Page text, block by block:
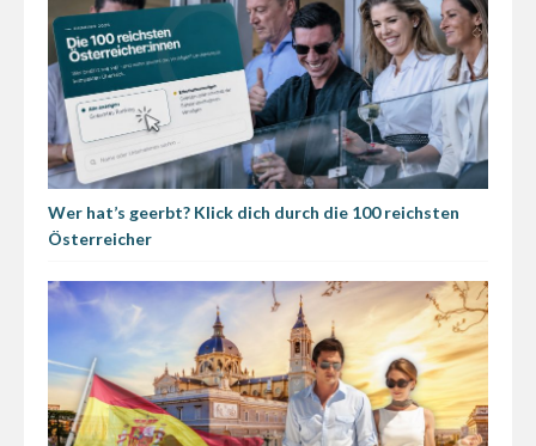
Wer hat’s geerbt? Klick dich durch die 100 reichsten
Österreicher